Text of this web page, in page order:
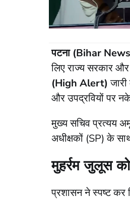
पटना (Bihar
लिए राज्य सरकार
(High Alert)
और उपद्रवियों पर
​मुख्य सचिव प्रत्यय
अधीक्षकों (SP) के
मुहर्रम जुलूस
​प्रशासन ने स्पष्ट कर